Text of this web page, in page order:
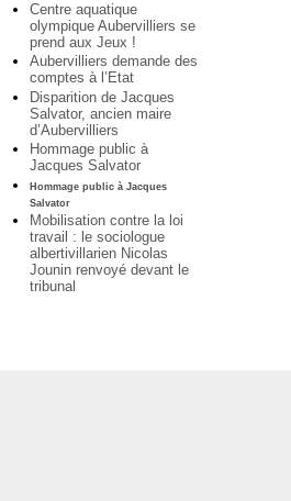
Centre aquatique
olympique Aubervilliers se
prend aux Jeux !
Aubervilliers demande des
comptes à l’Etat
Disparition de Jacques
Salvator, ancien maire
d’Aubervilliers
Hommage public à
Jacques Salvator
Hommage public à Jacques
Salvator
Mobilisation contre la loi
travail : le sociologue
albertivillarien Nicolas
Jounin renvoyé devant le
tribunal